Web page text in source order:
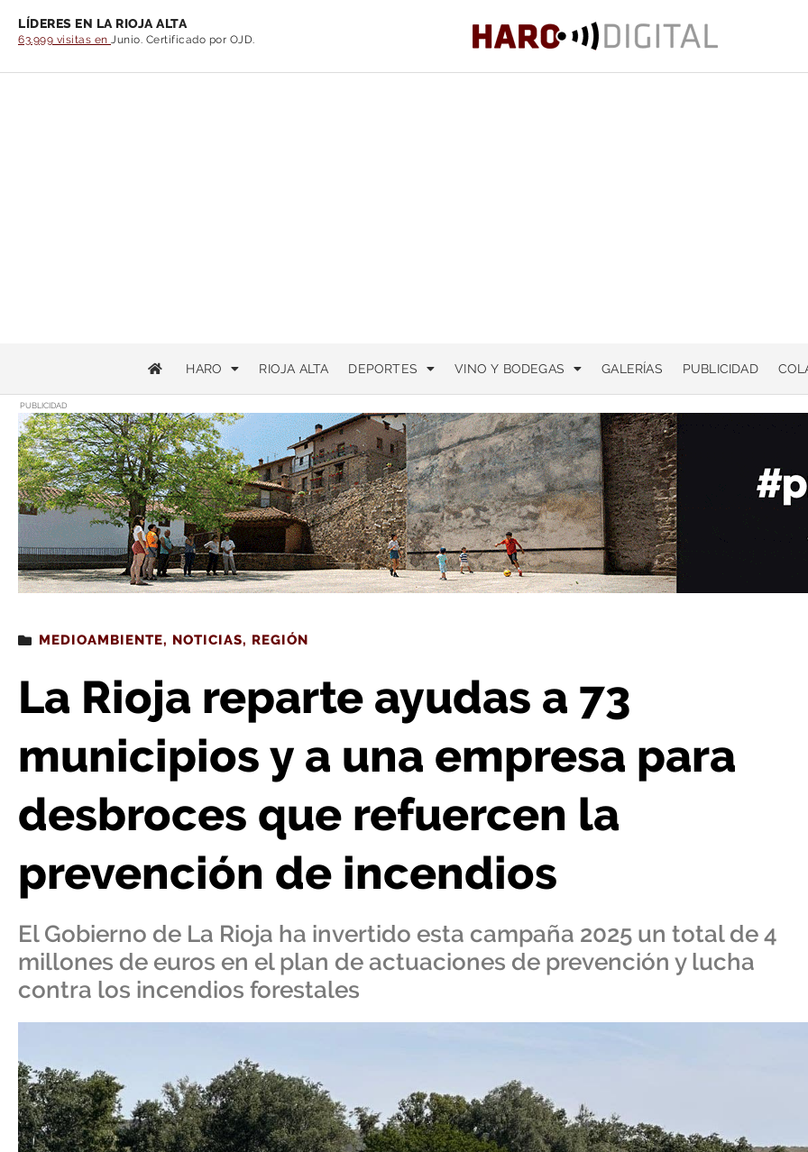
LÍDERES EN LA RIOJA ALTA
63.999 visitas en Junio. Certificado por OJD.
HARO RIOJA ALTA DEPORTES VINO Y BODEGAS GALERÍAS PUBLICIDAD
PUBLICIDAD
Estás leyendo: La Rioja reparte ayudas a 73 municipios y a una empresa para desbroces que refuercen la prevención de incendios
MEDIOAMBIENTE, NOTICIAS, REGIÓN
La Rioja reparte ayudas a 73
municipios y a una empresa para
desbroces que refuercen la
prevención de incendios
El Gobierno de La Rioja ha invertido esta campaña 2025 un total de 4
millones de euros en el plan de actuaciones de prevención y lucha
contra los incendios forestales